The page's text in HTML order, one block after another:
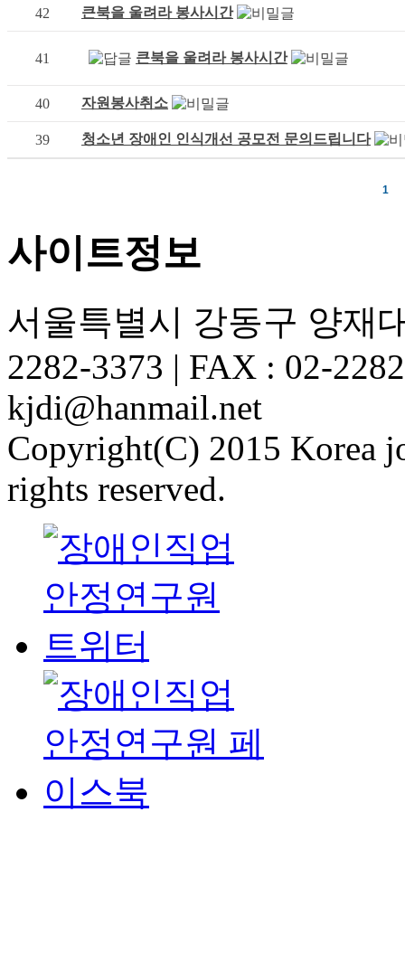
42 큰북을 울려라 봉사시간
41 큰북을 울려라 봉사시간
40 자원봉사취소
39 청소년 장애인 인식개선 공모전 문의드립니다
1
사이트정보
서울특별시 강동구 양재
2282-3373 | FAX : 02-
kjdi@hanmail.net
Copyright(C) 2015 Korea
rights reserved.